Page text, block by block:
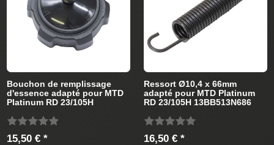
Bouchon de remplissage
d'essence adapté pour MTD
Platinum RD 23/105H
de pelouse
15,50 € *
Ressort Ø10,4 x 66mm
adapté pour MTD Platinum
RD 23/105H 13BB513N686
16,50 € *